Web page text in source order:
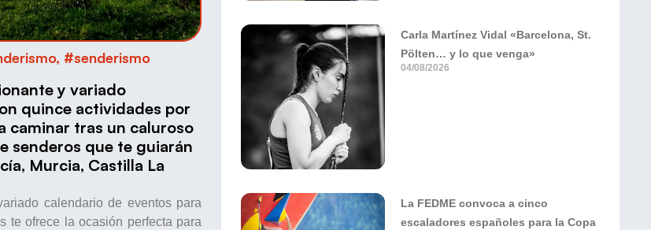
, #senderismo
y variado
quince actividades por
caminar tras un caluroso
senderos que te guiarán
Murcia, Castilla La
calendario de eventos para
te ofrece la ocasión perfecta para
Carla Martínez Vidal «Barcelona, St.
Pölten… y lo que venga»
04/08/2026
La FEDME convoca a cinco
escaladores españoles para la Copa